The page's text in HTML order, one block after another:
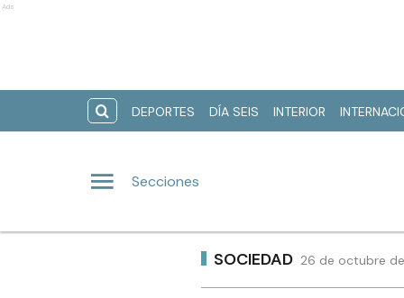
Ads
DEPORTES DÍA SEIS INTERIOR
Secciones
SOCIEDAD 26 de octubre